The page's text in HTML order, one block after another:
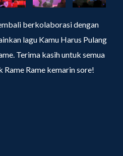
berkolaborasi dengan
lagu Kamu Harus Pulang
Terima kasih untuk semua
Rame Rame kemarin sore!